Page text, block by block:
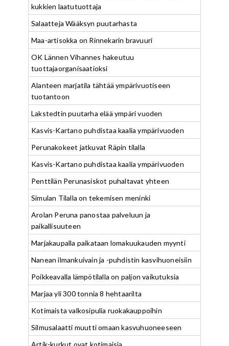
kukkien laatutuottaja
Salaatteja Wääksyn puutarhasta
Maa-artisokka on Rinnekarin bravuuri
OK Lännen Vihannes hakeutuu
tuottajaorganisaatioksi
Alanteen marjatila tähtää ympärivuotiseen
tuotantoon
Lakstedtin puutarha elää ympäri vuoden
Kasvis-Kartano puhdistaa kaalia ympärivuoden
Perunakokeet jatkuvat Räpin tilalla
Kasvis-Kartano puhdistaa kaalia ympärivuoden
Penttilän Perunasiskot puhaltavat yhteen
Simulan Tilalla on tekemisen meninki
Arolan Peruna panostaa palveluun ja
paikallisuuteen
Marjakaupalla paikataan lomakuukauden myynti
Nanean ilmankuivain ja -puhdistin kasvihuoneisiin
Poikkeavalla lämpötilalla on paljon vaikutuksia
Marjaa yli 300 tonnia 8 hehtaarilta
Kotimaista valkosipulia ruokakauppoihin
Silmusalaatti muutti omaan kasvuhuoneeseen
Artik-kurkut ovat kotimaisia